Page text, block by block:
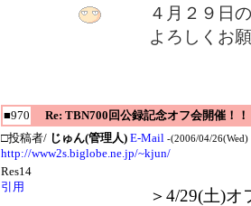
４月２９日
よろしくお
■970 Re: TBN700回公録記念オフ会開催！！
□投稿者/ じゅん(管理人) E-Mail -(2006/04/26(Wed)
http://www2s.biglobe.ne.jp/~kjun/
Res14
引用
＞4/29(土)